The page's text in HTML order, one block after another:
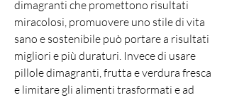
dimagranti che promettono risultati
miracolosi, promuovere uno stile di vita
sano e sostenibile può portare a risultati
migliori e più duraturi. Invece di usare
pillole dimagranti, frutta e verdura fresca
e limitare gli alimenti trasformati e ad